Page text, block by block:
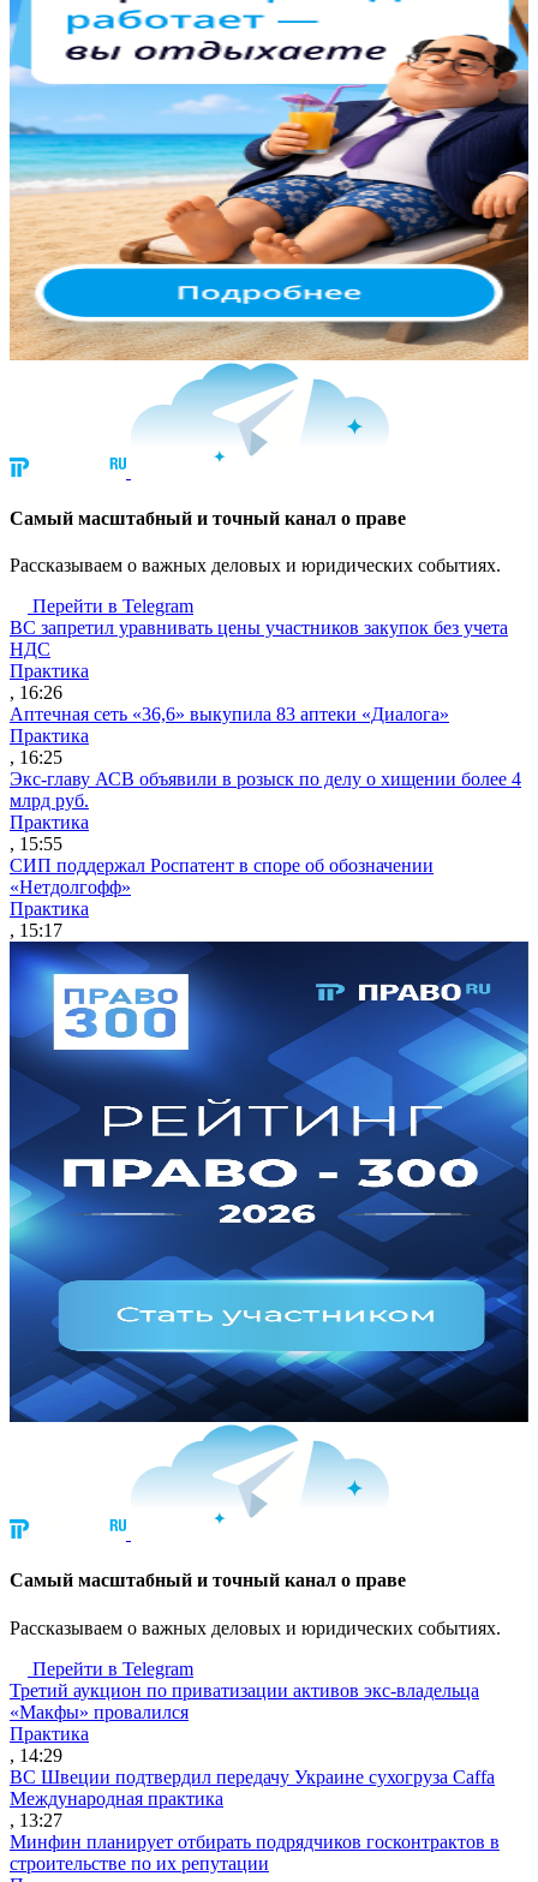
Cамый масштабный и точный канал о праве
Рассказываем о важных деловых и юридических событиях.
Перейти в Telegram
ВС запретил уравнивать цены участников закупок без учета
НДС
Практика
, 16:26
Аптечная сеть «36,6» выкупила 83 аптеки «Диалога»
Практика
, 16:25
Экс-главу АСВ объявили в розыск по делу о хищении более 4
млрд руб.
Практика
, 15:55
СИП поддержал Роспатент в споре об обозначении
«Нетдолгофф»
Практика
, 15:17
Cамый масштабный и точный канал о праве
Рассказываем о важных деловых и юридических событиях.
Перейти в Telegram
Третий аукцион по приватизации активов экс-владельца
«Макфы» провалился
Практика
, 14:29
ВС Швеции подтвердил передачу Украине сухогруза Caffa
Международная практика
, 13:27
Минфин планирует отбирать подрядчиков госконтрактов в
строительстве по их репутации